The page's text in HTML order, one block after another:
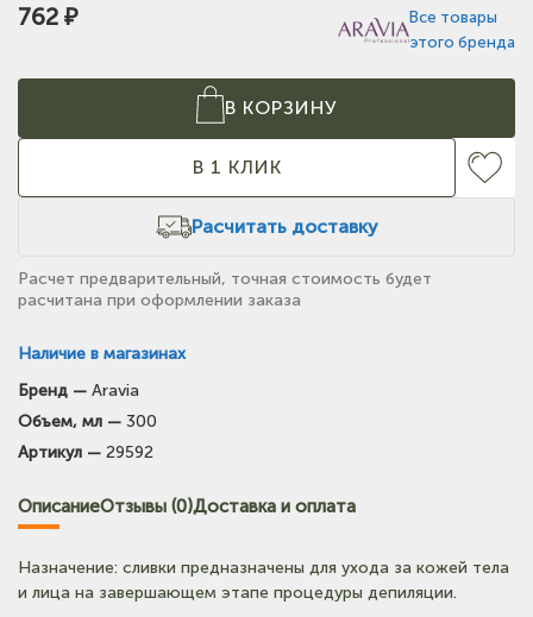
762 ₽
Все товары
этого бренда
В КОРЗИНУ
В 1 КЛИК
Расчитать доставку
Наличие в магазинах
Тел: +7-903-947-7028
Тел: +7-903-947-9492
Тел: +7-3852-721-001
Бренд — Aravia
Объем, мл — 300
Артикул — 29592
Расчет предварительный, точная стоимость будет
расчитана при оформлении заказа
ОписаниеОтзывы (0)Доставка и оплата
Назначение: сливки предназначены для ухода за кожей тела
и лица на завершающем этапе процедуры депиляции.